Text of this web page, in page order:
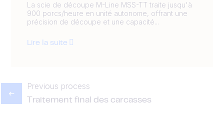
La scie de découpe M-Line MSS-TT traite jusqu'à
900 porcs/heure en unité autonome, offrant une
précision de découpe et une capacité...
Lire la suite
Previous process
Traitement final des carcasses